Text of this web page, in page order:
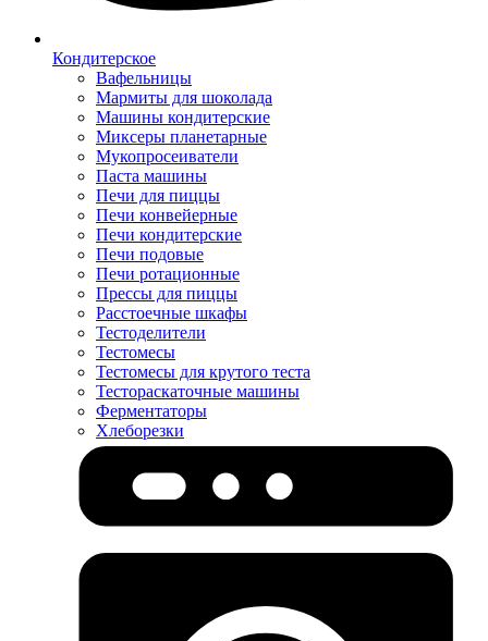
Кондитерское
Вафельницы
Мармиты для шоколада
Машины кондитерские
Миксеры планетарные
Мукопросеиватели
Паста машины
Печи для пиццы
Печи конвейерные
Печи кондитерские
Печи подовые
Печи ротационные
Прессы для пиццы
Расстоечные шкафы
Тестоделители
Тестомесы
Тестомесы для крутого теста
Тестораскаточные машины
Ферментаторы
Хлеборезки